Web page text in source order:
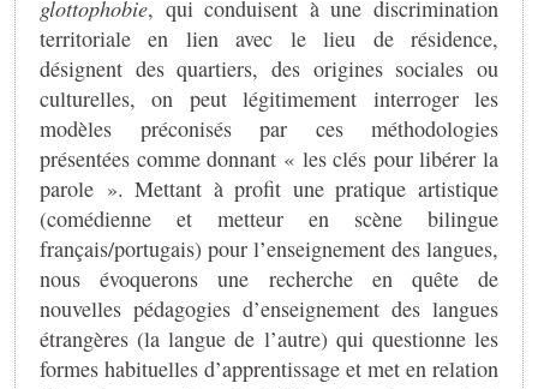
glottophobie, qui conduisent à une discrimination
territoriale en lien avec le lieu de résidence,
désignent des quartiers, des origines sociales ou
culturelles, on peut légitimement interroger les
modèles préconisés par ces méthodologies
présentées comme donnant « les clés pour libérer la
parole ». Mettant à profit une pratique artistique
(comédienne et metteur en scène bilingue
français/portugais) pour l’enseignement des langues,
nous évoquerons une recherche en quête de
nouvelles pédagogies d’enseignement des langues
étrangères (la langue de l’autre) qui questionne les
formes habituelles d’apprentissage et met en relation